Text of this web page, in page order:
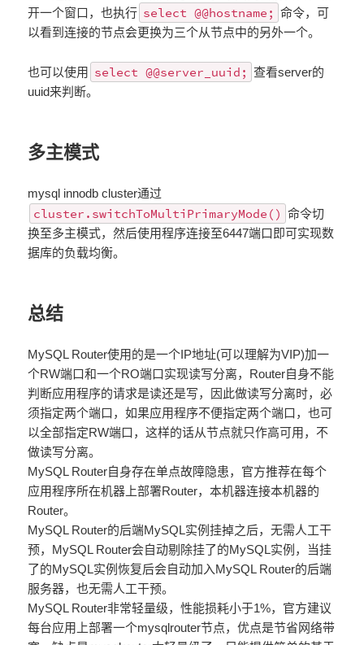
开一个窗口，也执行 select @@hostname;
命令，可
以看到连接的节点会更换为三个从节点中的另外一个。
也可以使用 select @@server_uuid;
查看server的
uuid来判断。
多主模式
mysql innodb cluster通过
cluster.switchToMultiPrimaryMode()
命令切
换至多主模式，然后使用程序连接至6447端口即可实现数
据库的负载均衡。
总结
MySQL Router使用的是一个IP地址(可以理解为VIP)加一
个RW端口和一个RO端口实现读写分离，Router自身不能
判断应用程序的请求是读还是写，因此做读写分离时，必
须指定两个端口，如果应用程序不便指定两个端口，也可
以全部指定RW端口，这样的话从节点就只作高可用，不
做读写分离。
MySQL Router自身存在单点故障隐患，官方推荐在每个
应用程序所在机器上部署Router，本机器连接本机器的
Router。
MySQL Router的后端MySQL实例挂掉之后，无需人工干
预，MySQL Router会自动剔除挂了的MySQL实例，当挂
了的MySQL实例恢复后会自动加入MySQL Router的后端
服务器，也无需人工干预。
MySQL Router非常轻量级，性能损耗小于1%，官方建议
每台应用上部署一个mysqlrouter节点，优点是节省网络带